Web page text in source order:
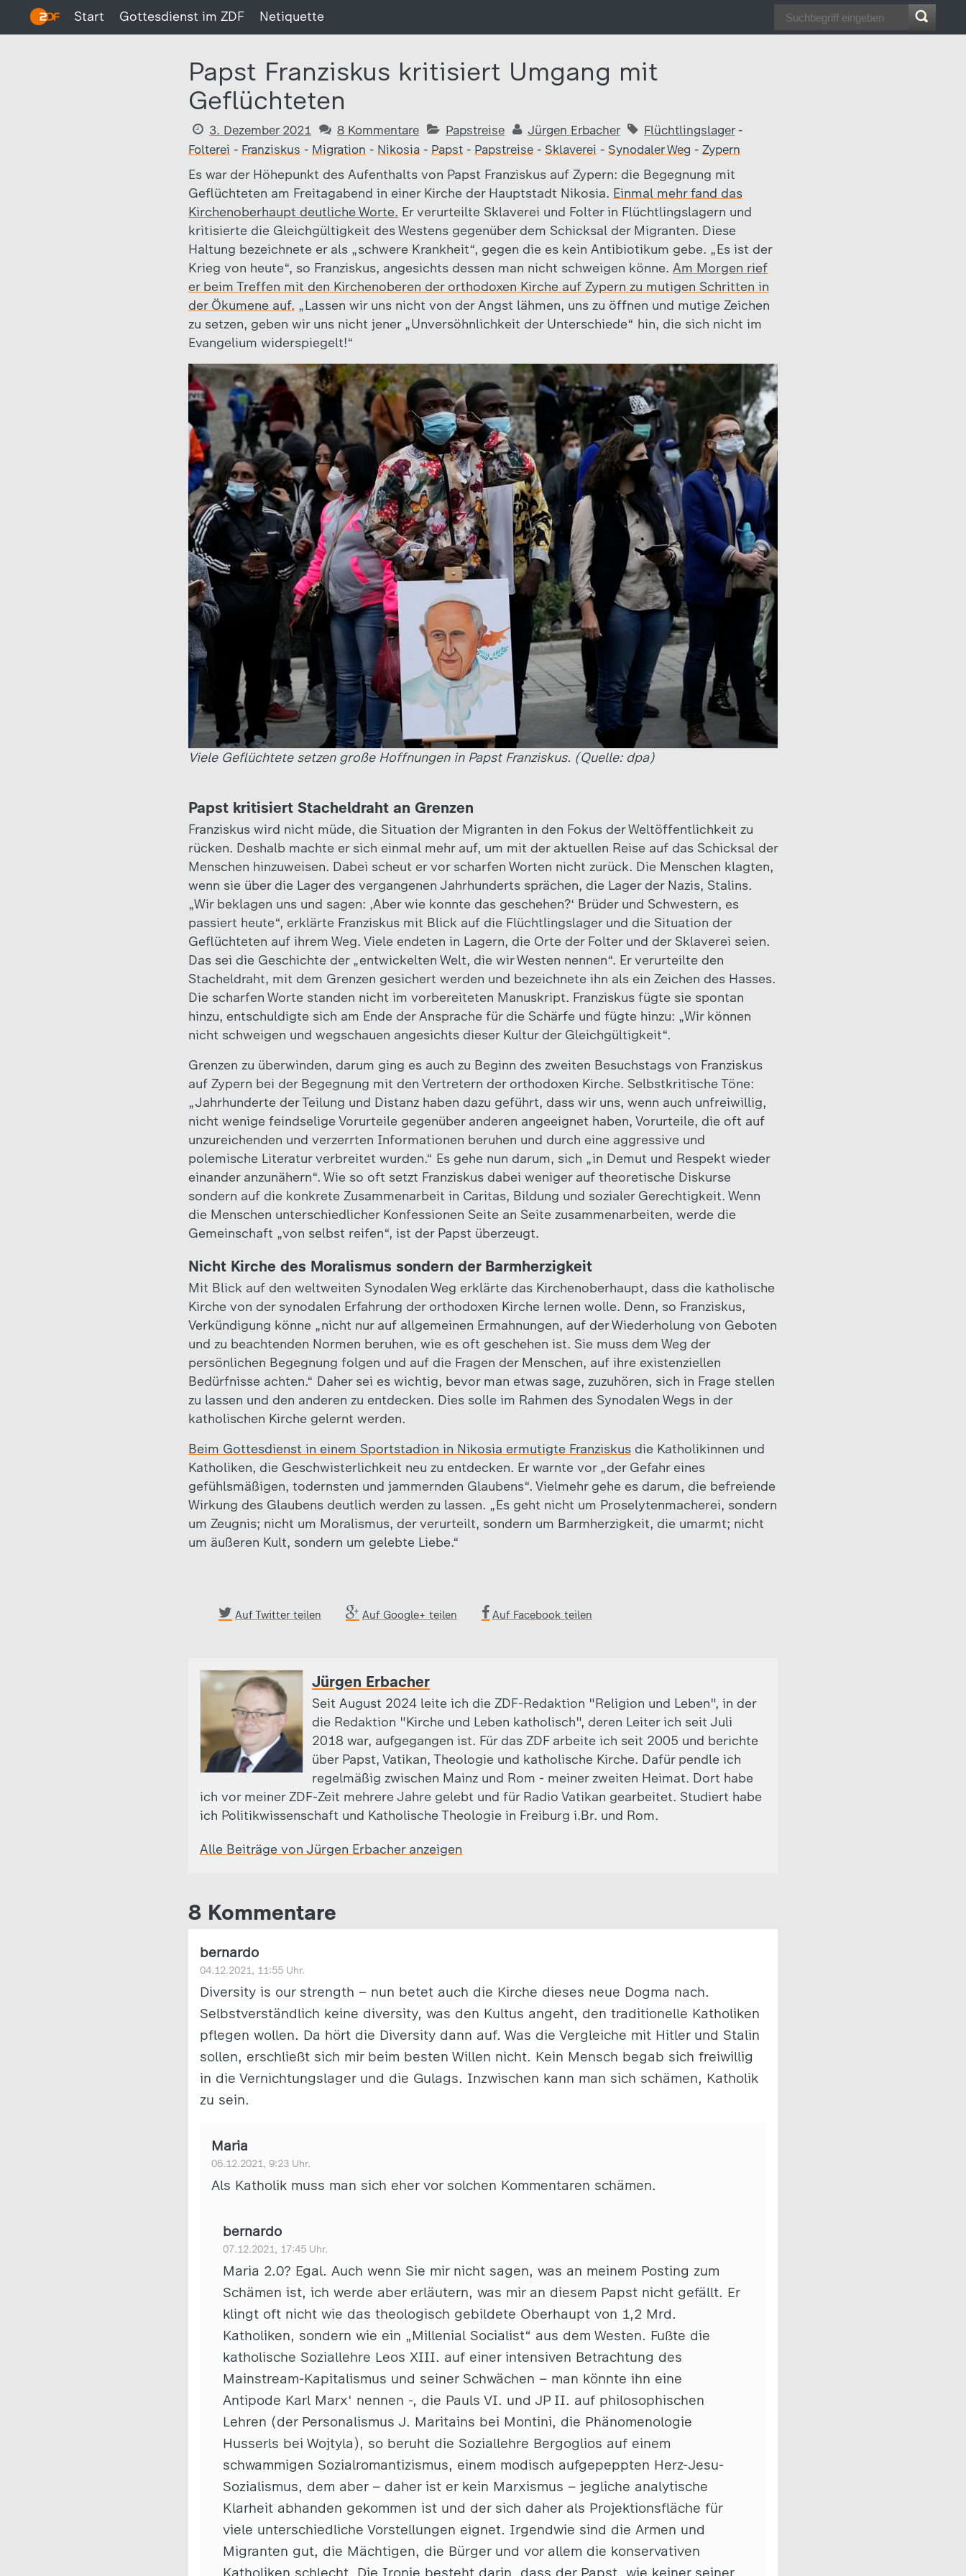
Start Gottesdienst im ZDF Netiquette
Papst Franziskus kritisiert Umgang mit
Geflüchteten
3. Dezember 2021 8 Kommentare Papstreise Jürgen Erbacher Flüchtlingslager-
Folterei - Franziskus - Migration - Nikosia - Papst - Papstreise - Sklaverei - Synodaler Weg - Zypern
Es war der Höhepunkt des Aufenthalts von Papst Franziskus auf Zypern: die Begegnung mit
Geflüchteten am Freitagabend in einer Kirche der Hauptstadt Nikosia. Einmal mehr fand das
Kirchenoberhaupt deutliche Worte. Er verurteilte Sklaverei und Folter in Flüchtlingslagern und
kritisierte die Gleichgültigkeit des Westens gegenüber dem Schicksal der Migranten. Diese
Haltung bezeichnete er als „schwere Krankheit“, gegen die es kein Antibiotikum gebe. „Es ist der
Krieg von heute“, so Franziskus, angesichts dessen man nicht schweigen könne. Am Morgen rief
er beim Treffen mit den Kirchenoberen der orthodoxen Kirche auf Zypern zu mutigen Schritten in
der Ökumene auf. „Lassen wir uns nicht von der Angst lähmen, uns zu öffnen und mutige Zeichen
zu setzen, geben wir uns nicht jener „Unversöhnlichkeit der Unterschiede“ hin, die sich nicht im
Evangelium widerspiegelt!“
Viele Geflüchtete setzen große Hoffnungen in Papst Franziskus. (Quelle: dpa)
Papst kritisiert Stacheldraht an Grenzen
Franziskus wird nicht müde, die Situation der Migranten in den Fokus der Weltöffentlichkeit zu
rücken. Deshalb machte er sich einmal mehr auf, um mit der aktuellen Reise auf das Schicksal der
Menschen hinzuweisen. Dabei scheut er vor scharfen Worten nicht zurück. Die Menschen klagten,
wenn sie über die Lager des vergangenen Jahrhunderts sprächen, die Lager der Nazis, Stalins.
„Wir beklagen uns und sagen: ‚Aber wie konnte das geschehen?‘ Brüder und Schwestern, es
passiert heute“, erklärte Franziskus mit Blick auf die Flüchtlingslager und die Situation der
Geflüchteten auf ihrem Weg. Viele endeten in Lagern, die Orte der Folter und der Sklaverei seien.
Das sei die Geschichte der „entwickelten Welt, die wir Westen nennen“. Er verurteilte den
Stacheldraht, mit dem Grenzen gesichert werden und bezeichnete ihn als ein Zeichen des Hasses.
Die scharfen Worte standen nicht im vorbereiteten Manuskript. Franziskus fügte sie spontan
hinzu, entschuldigte sich am Ende der Ansprache für die Schärfe und fügte hinzu: „Wir können
nicht schweigen und wegschauen angesichts dieser Kultur der Gleichgültigkeit“.
Grenzen zu überwinden, darum ging es auch zu Beginn des zweiten Besuchstags von Franziskus
auf Zypern bei der Begegnung mit den Vertretern der orthodoxen Kirche. Selbstkritische Töne:
„Jahrhunderte der Teilung und Distanz haben dazu geführt, dass wir uns, wenn auch unfreiwillig,
nicht wenige feindselige Vorurteile gegenüber anderen angeeignet haben, Vorurteile, die oft auf
unzureichenden und verzerrten Informationen beruhen und durch eine aggressive und
polemische Literatur verbreitet wurden.“ Es gehe nun darum, sich „in Demut und Respekt wieder
einander anzunähern“. Wie so oft setzt Franziskus dabei weniger auf theoretische Diskurse
sondern auf die konkrete Zusammenarbeit in Caritas, Bildung und sozialer Gerechtigkeit. Wenn
die Menschen unterschiedlicher Konfessionen Seite an Seite zusammenarbeiten, werde die
Gemeinschaft „von selbst reifen“, ist der Papst überzeugt.
Nicht Kirche des Moralismus sondern der Barmherzigkeit
Mit Blick auf den weltweiten Synodalen Weg erklärte das Kirchenoberhaupt, dass die katholische
Kirche von der synodalen Erfahrung der orthodoxen Kirche lernen wolle. Denn, so Franziskus,
Verkündigung könne „nicht nur auf allgemeinen Ermahnungen, auf der Wiederholung von Geboten
und zu beachtenden Normen beruhen, wie es oft geschehen ist. Sie muss dem Weg der
persönlichen Begegnung folgen und auf die Fragen der Menschen, auf ihre existenziellen
Bedürfnisse achten.“ Daher sei es wichtig, bevor man etwas sage, zuzuhören, sich in Frage stellen
zu lassen und den anderen zu entdecken. Dies solle im Rahmen des Synodalen Wegs in der
katholischen Kirche gelernt werden.
Beim Gottesdienst in einem Sportstadion in Nikosia ermutigte Franziskus die Katholikinnen und
Katholiken, die Geschwisterlichkeit neu zu entdecken. Er warnte vor „der Gefahr eines
gefühlsmäßigen, todernsten und jammernden Glaubens“. Vielmehr gehe es darum, die befreiende
Wirkung des Glaubens deutlich werden zu lassen. „Es geht nicht um Proselytenmacherei, sondern
um Zeugnis; nicht um Moralismus, der verurteilt, sondern um Barmherzigkeit, die umarmt; nicht
um äußeren Kult, sondern um gelebte Liebe.“
Auf Twitter teilen Auf Google+ teilen Auf Facebook teilen
Jürgen Erbacher
Seit August 2024 leite ich die ZDF-Redaktion "Religion und Leben", in der
die Redaktion "Kirche und Leben katholisch", deren Leiter ich seit Juli
2018 war, aufgegangen ist. Für das ZDF arbeite ich seit 2005 und berichte
über Papst, Vatikan, Theologie und katholische Kirche. Dafür pendle ich
regelmäßig zwischen Mainz und Rom - meiner zweiten Heimat. Dort habe
ich vor meiner ZDF-Zeit mehrere Jahre gelebt und für Radio Vatikan gearbeitet. Studiert habe
ich Politikwissenschaft und Katholische Theologie in Freiburg i.Br. und Rom.
Alle Beiträge von Jürgen Erbacher anzeigen
8 Kommentare
bernardo
04.12.2021, 11:55 Uhr.
Diversity is our strength – nun betet auch die Kirche dieses neue Dogma nach.
Selbstverständlich keine diversity, was den Kultus angeht, den traditionelle Katholiken
pflegen wollen. Da hört die Diversity dann auf. Was die Vergleiche mit Hitler und Stalin
sollen, erschließt sich mir beim besten Willen nicht. Kein Mensch begab sich freiwillig
in die Vernichtungslager und die Gulags. Inzwischen kann man sich schämen, Katholik
zu sein.
Maria
06.12.2021, 9:23 Uhr.
Als Katholik muss man sich eher vor solchen Kommentaren schämen.
bernardo
07.12.2021, 17:45 Uhr.
Maria 2.0? Egal. Auch wenn Sie mir nicht sagen, was an meinem Posting zum
Schämen ist, ich werde aber erläutern, was mir an diesem Papst nicht gefällt. Er
klingt oft nicht wie das theologisch gebildete Oberhaupt von 1,2 Mrd.
Katholiken, sondern wie ein „Millenial Socialist“ aus dem Westen. Fußte die
katholische Soziallehre Leos XIII. auf einer intensiven Betrachtung des
Mainstream-Kapitalismus und seiner Schwächen – man könnte ihn eine
Antipode Karl Marx‘ nennen -, die Pauls VI. und JP II. auf philosophischen
Lehren (der Personalismus J. Maritains bei Montini, die Phänomenologie
Husserls bei Wojtyla), so beruht die Soziallehre Bergoglios auf einem
schwammigen Sozialromantizismus, einem modisch aufgepeppten Herz-Jesu-
Sozialismus, dem aber – daher ist er kein Marxismus – jegliche analytische
Klarheit abhanden gekommen ist und der sich daher als Projektionsfläche für
viele unterschiedliche Vorstellungen eignet. Irgendwie sind die Armen und
Migranten gut, die Mächtigen, die Bürger und vor allem die konservativen